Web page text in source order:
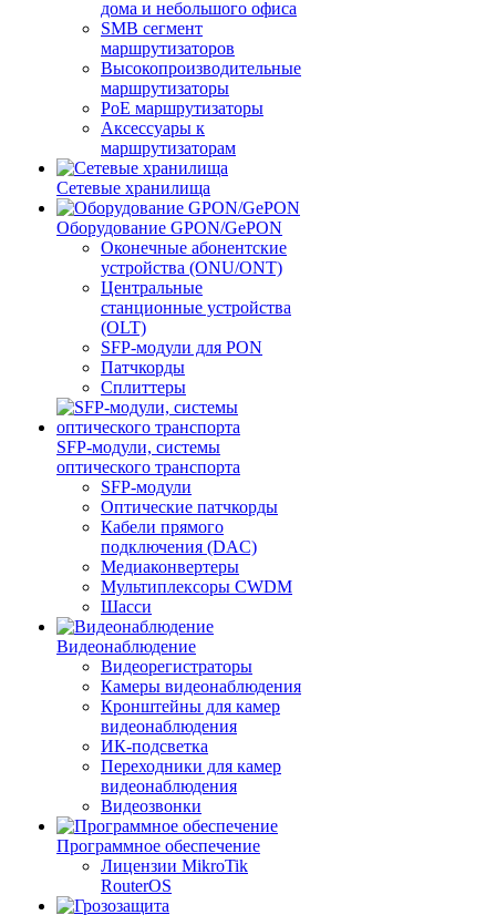
дома и небольшого офиса
SMB сегмент
маршрутизаторов
Высокопроизводительные
маршрутизаторы
PoE маршрутизаторы
Аксессуары к
маршрутизаторам
Сетевые хранилища
Оборудование GPON/GePON
Оконечные абонентские
устройства (ONU/ONT)
Центральные
станционные устройства
(OLT)
SFP-модули для PON
Патчкорды
Сплиттеры
SFP-модули, системы
оптического транспорта
SFP-модули
Оптические патчкорды
Кабели прямого
подключения (DAC)
Медиаконвертеры
Мультиплексоры CWDM
Шасси
Видеонаблюдение
Видеорегистраторы
Камеры видеонаблюдения
Кронштейны для камер
видеонаблюдения
ИК-подсветка
Переходники для камер
видеонаблюдения
Видеозвонки
Программное обеспечение
Лицензии MikroTik
RouterOS